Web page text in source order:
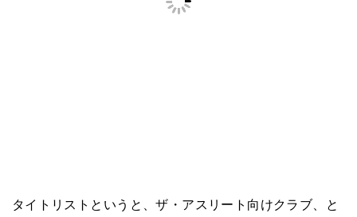
タイトリストというと、ザ・アスリート向けクラブ、と